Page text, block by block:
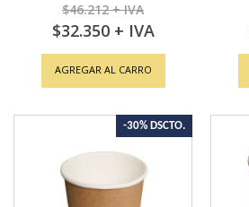
$46.212
Special
Price
$32.350
AGREGAR AL CARRO
-30% DSCTO.